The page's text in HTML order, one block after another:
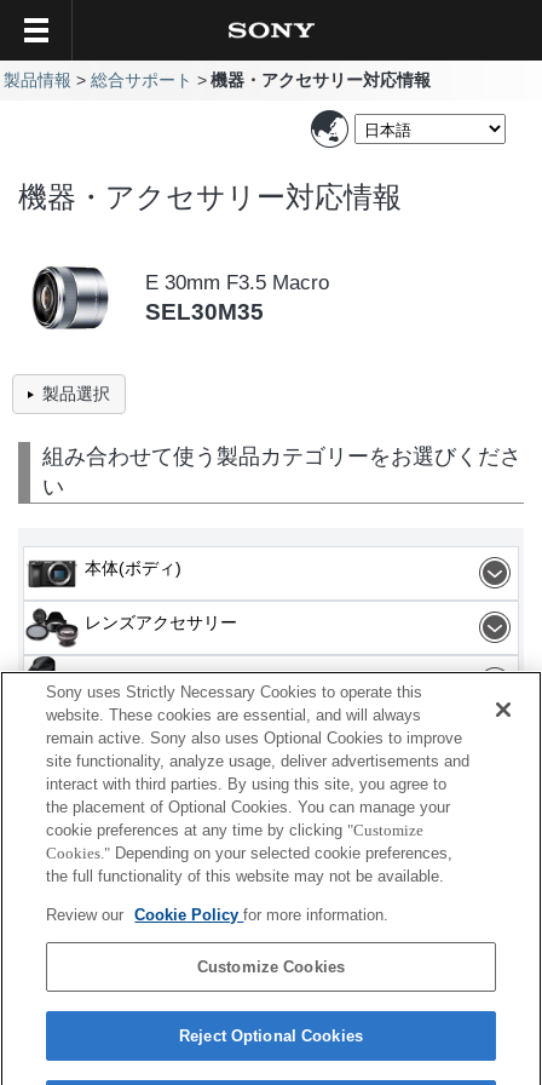
製品情報 総合サポート 機器・アクセサリー対応情報
機器・アクセサリー対応情報
E 30mm F3.5 Macro
SEL30M35
製品選択
組み合わせて使う製品カテゴリーをお選びくださ
い
本体(ボディ)
レンズアクセサリー
アクセサリー
プレスリリース
ご利用条件
環境情報
クッキーポリシー
Sony uses Strictly Necessary Cookies to operate this
website. These cookies are essential, and will always
remain active. Sony also uses Optional Cookies to improve
site functionality, analyze usage, deliver advertisements and
interact with third parties. By using this site, you agree to
the placement of Optional Cookies. You can manage your
cookie preferences at any time by clicking "Customize
Cookies." Depending on your selected cookie preferences,
the full functionality of this website may not be available.
Review our Cookie Policyfor more information.
Customize Cookies
Reject Optional Cookies